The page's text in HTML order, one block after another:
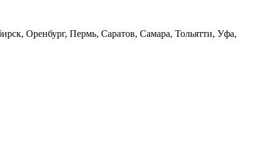
Оренбург, Пермь, Саратов, Самара, Тольятти, Уфа,